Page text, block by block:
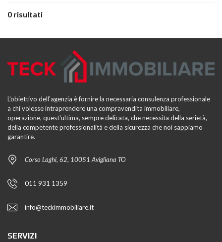
0 risultati
L'obiettivo dell'agenzia è fornire la necessaria consulenza professionale
a chi volesse intraprendere una compravendita immobiliare,
operazione, quest'ultima, sempre delicata, che necessita della serietà,
della competente professionalità e della sicurezza che noi sappiamo
garantire.
Corso Laghi, 62, 10051 Avigliana TO
011 931 1359
info@teckimmobiliare.it
SERVIZI